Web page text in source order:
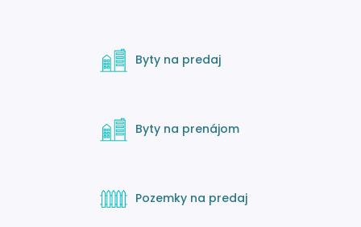
Byty na predaj
Byty na prenájom
Pozemky na predaj